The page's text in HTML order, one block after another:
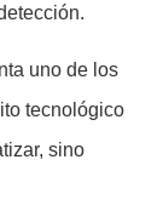
uno de los
tecnológico
sino